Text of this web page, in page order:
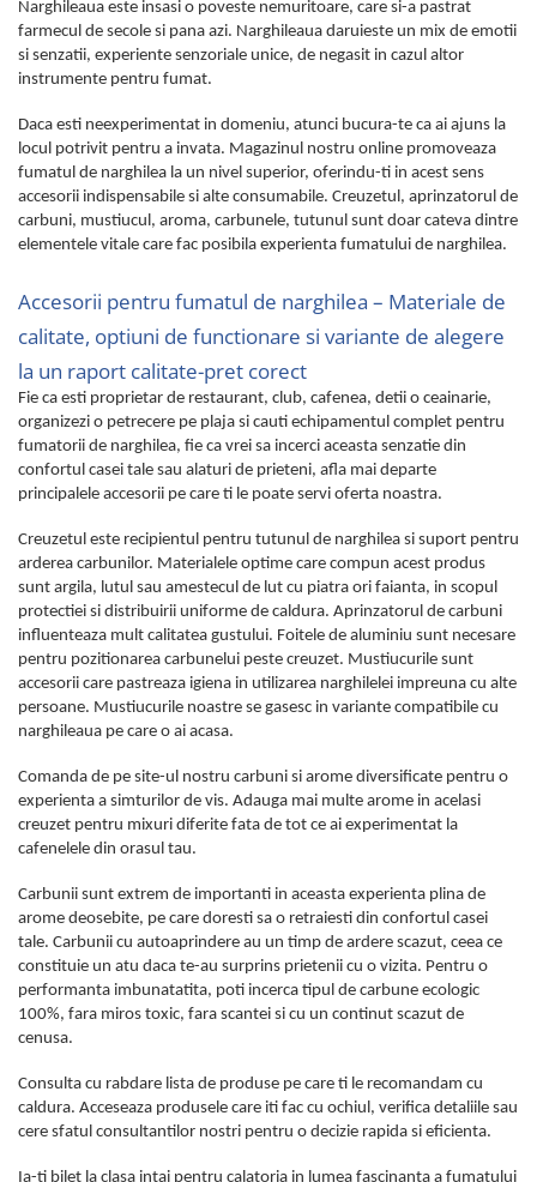
Narghileaua este insasi o poveste nemuritoare, care si-a pastrat
farmecul de secole si pana azi. Narghileaua daruieste un mix de emotii
si senzatii, experiente senzoriale unice, de negasit in cazul altor
instrumente pentru fumat.
Daca esti neexperimentat in domeniu, atunci bucura-te ca ai ajuns la
locul potrivit pentru a invata. Magazinul nostru online promoveaza
fumatul de narghilea la un nivel superior, oferindu-ti in acest sens
accesorii indispensabile si alte consumabile. Creuzetul, aprinzatorul de
carbuni, mustiucul, aroma, carbunele, tutunul sunt doar cateva dintre
elementele vitale care fac posibila experienta fumatului de narghilea.
Accesorii pentru fumatul de narghilea – Materiale de
calitate, optiuni de functionare si variante de alegere
la un raport calitate-pret corect
Fie ca esti proprietar de restaurant, club, cafenea, detii o ceainarie,
organizezi o petrecere pe plaja si cauti echipamentul complet pentru
fumatorii de narghilea, fie ca vrei sa incerci aceasta senzatie din
confortul casei tale sau alaturi de prieteni, afla mai departe
principalele accesorii pe care ti le poate servi oferta noastra.
Creuzetul este recipientul pentru tutunul de narghilea si suport pentru
arderea carbunilor. Materialele optime care compun acest produs
sunt argila, lutul sau amestecul de lut cu piatra ori faianta, in scopul
protectiei si distribuirii uniforme de caldura. Aprinzatorul de carbuni
influenteaza mult calitatea gustului. Foitele de aluminiu sunt necesare
pentru pozitionarea carbunelui peste creuzet. Mustiucurile sunt
accesorii care pastreaza igiena in utilizarea narghilelei impreuna cu alte
persoane. Mustiucurile noastre se gasesc in variante compatibile cu
narghileaua pe care o ai acasa.
Comanda de pe site-ul nostru carbuni si arome diversificate pentru o
experienta a simturilor de vis. Adauga mai multe arome in acelasi
creuzet pentru mixuri diferite fata de tot ce ai experimentat la
cafenelele din orasul tau.
Carbunii sunt extrem de importanti in aceasta experienta plina de
arome deosebite, pe care doresti sa o retraiesti din confortul casei
tale. Carbunii cu autoaprindere au un timp de ardere scazut, ceea ce
constituie un atu daca te-au surprins prietenii cu o vizita. Pentru o
performanta imbunatatita, poti incerca tipul de carbune ecologic
100%, fara miros toxic, fara scantei si cu un continut scazut de
cenusa.
Consulta cu rabdare lista de produse pe care ti le recomandam cu
caldura. Acceseaza produsele care iti fac cu ochiul, verifica detaliile sau
cere sfatul consultantilor nostri pentru o decizie rapida si eficienta.
Ia-ti bilet la clasa intai pentru calatoria in lumea fascinanta a fumatului